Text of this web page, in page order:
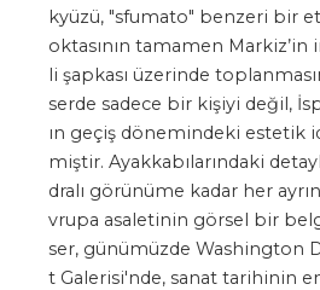
kyüzü, "sfumato" benzeri bir
oktasının tamamen
li şapkası üzerinde
serde sadece bir kişiyi değil,
ın geçiş dönemindeki estetik
miştir. Ayakkabılarındaki
dralı görünüme kadar her
vrupa asaletinin görsel bir
ser, günümüzde Washington
t Galerisi'nde, sanat tarihinin